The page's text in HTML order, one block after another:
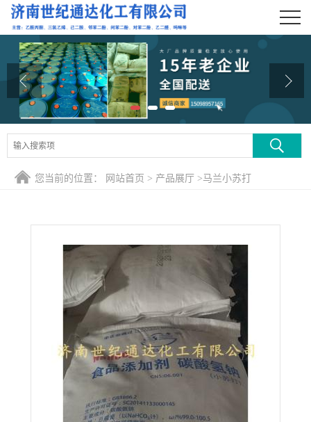
公司首页
公司介绍
公司动态
产品展厅
证书荣誉
您当前的位置： 网站首页 > 产品展厅 >马兰小苏打